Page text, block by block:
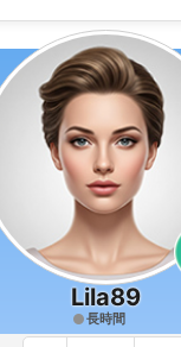
Lila89
長時間